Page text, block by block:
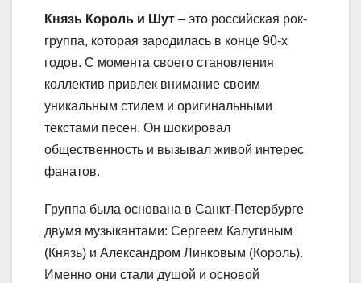
Князь Король и Шут – это российская рок-
группа, которая зародилась в конце 90-х
годов. С момента своего становления
коллектив привлек внимание своим
уникальным стилем и оригинальными
текстами песен. Он шокировал
общественность и вызывал живой интерес
фанатов.
Группа была основана в Санкт-Петербурге
двумя музыкантами: Сергеем Калугиным
(Князь) и Александром Линковым (Король).
Именно они стали душой и основой